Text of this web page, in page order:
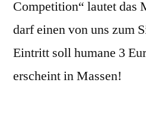
Competition“ lautet das
darf einen von uns zum
Eintritt soll humane 3
erscheint in Massen!